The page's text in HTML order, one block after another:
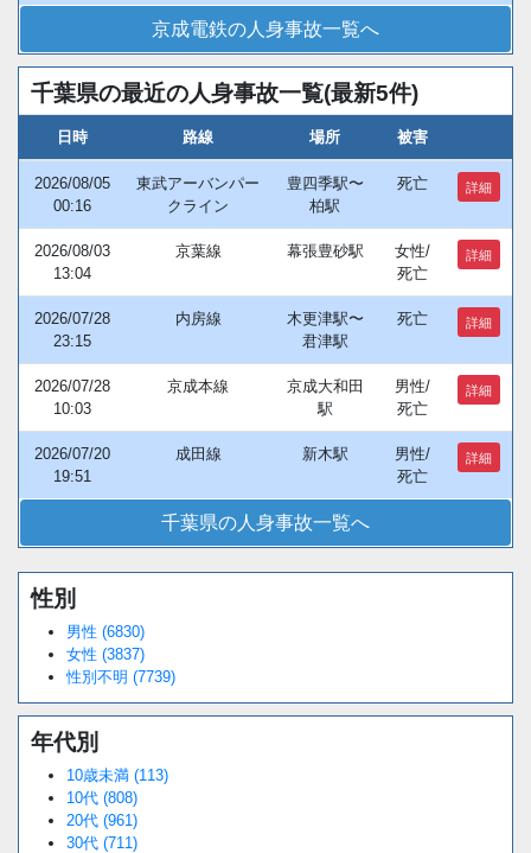
京成電鉄の人身事故一覧へ
千葉県の最近の人身事故一覧(最新5件)
日時 路線 場所 被害
2026/08/05
00:16
東武アーバンパー
クライン
豊四季駅〜
柏駅
死亡 詳細
2026/08/03
13:04
京葉線 幕張豊砂駅
女性/
死亡
詳細
2026/07/28
23:15
内房線
木更津駅〜
君津駅
死亡 詳細
2026/07/28
10:03
京成本線
京成大和田
駅
男性/
死亡
詳細
2026/07/20
19:51
成田線 新木駅
男性/
死亡
詳細
千葉県の人身事故一覧へ
性別
男性 (6830)
女性 (3837)
性別不明 (7739)
年代別
10歳未満 (113)
10代 (808)
20代 (961)
30代 (711)